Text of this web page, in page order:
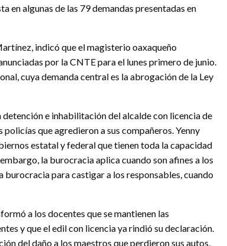
en algunas de las 79 demandas presentadas en
indicó que el magisterio oaxaqueño
por la CNTE para el lunes primero de junio.
cuya demanda central es la abrogación de la Ley
detención e inhabilitación del alcalde con licencia de
que agredieron a sus compañeros. Yenny
estatal y federal que tienen toda la capacidad
la burocracia aplica cuando son afines a los
burocracia para castigar a los responsables, cuando
a los docentes que se mantienen las
y que el edil con licencia ya rindió su declaración.
del daño a los maestros que perdieron sus autos,